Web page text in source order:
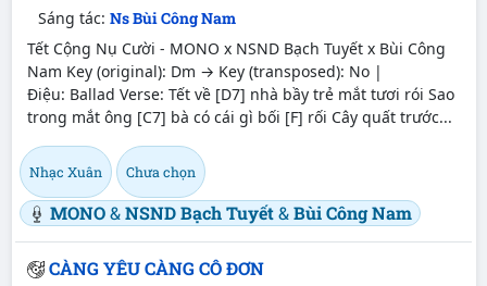
Sáng tác: Ns Bùi Công Nam
Tết Cộng Nụ Cười - MONO x NSND Bạch Tuyết x Bùi Công
Nam Key (original): Dm → Key (transposed): No |
Điệu: Ballad Verse: Tết về [D7] nhà bầy trẻ mắt tươi rói Sao
trong mắt ông [C7] bà có cái gì bối [F] rối Cây quất trước...
Nhạc Xuân Chưa chọn
MONO&NSND Bạch Tuyết&Bùi Công Nam
CÀNG YÊU CÀNG CÔ ĐƠN